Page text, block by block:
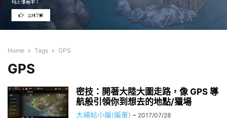
Home Tags GPS
GPS
密技：開著大陸大圖走路，像 GPS 導
航般引領你到想去的地點/獵場
大補帖小編(編董) - 2017/07/28